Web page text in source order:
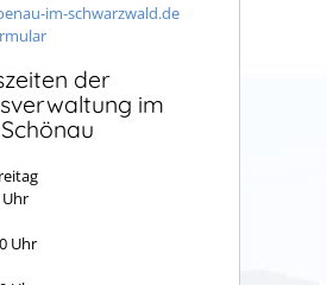
im-schwarzwald.de
der
im
Uhr
Uhr